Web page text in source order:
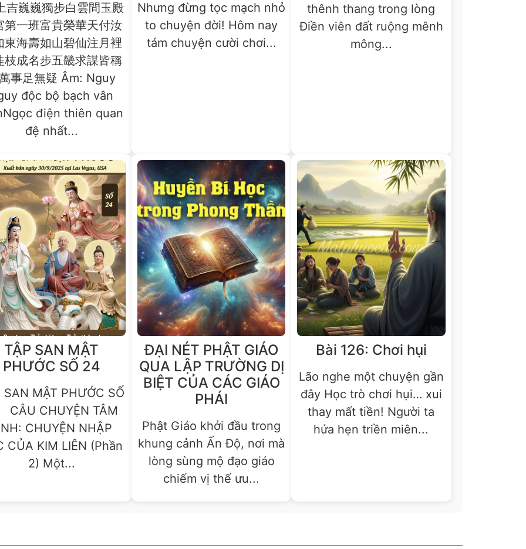
吉巍巍獨步白雲間玉殿
第一班富貴榮華天付汝
東海壽如山碧仙注月裡
枝成名步五畿求謀皆稱
事足無疑 Âm: Nguy
độc bộ bạch vân
điện thiên quan
đệ nhất...
Nhưng đừng tọc mạch nhỏ
to chuyện đời! Hôm nay
tám chuyện cười chơi...
thênh thang trong lòng
Điền viên đất ruộng mênh
mông...
TẬP SAN MẬT
PHƯỚC SỐ 24
SAN MẬT PHƯỚC SỐ
CHUYỆN TÂM
CHUYỆN NHẬP
CỦA KIM LIÊN (Phần
2) Một...
ĐẠI NÉT PHẬT GIÁO
QUA LẬP TRƯỜNG DỊ
BIỆT CỦA CÁC GIÁO
PHÁI
Phật Giáo khởi đầu trong
khung cảnh Ấn Độ, nơi mà
lòng sùng mộ đạo giáo
chiếm vị thế ưu...
Bài 126: Chơi hụi
Lão nghe một chuyện gần
đây Học trò chơi hụi… xui
thay mất tiền! Người ta
hứa hẹn triền miên...